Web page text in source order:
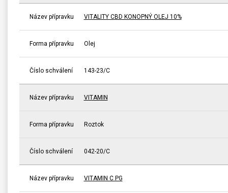
Název přípravku VITALITY CBD KONOPNÝ OLEJ 10%
Forma přípravku Olej
Číslo schválení 143-23/C
Název přípravku VITAMIN
Forma přípravku Roztok
Číslo schválení 042-20/C
Název přípravku VITAMIN C PG